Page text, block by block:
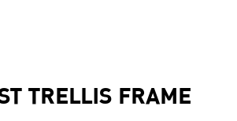
TRELLIS FRAME